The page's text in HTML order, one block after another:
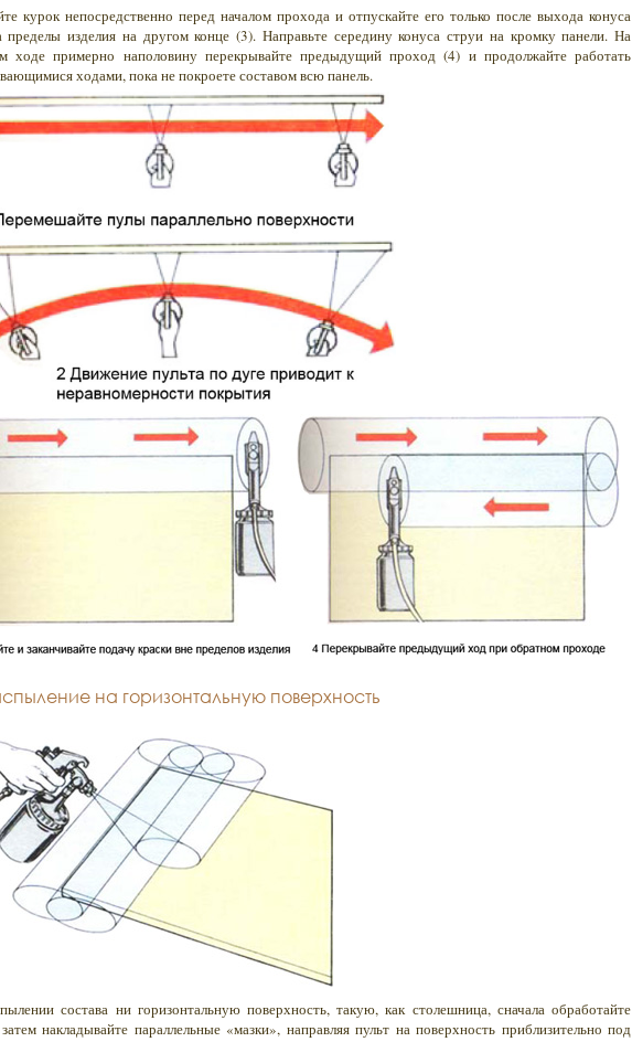
курок непосредственно перед началом прохода и отпускайте его только после выхода конуса
пределы изделия на другом конце (3). Направьте середину конуса струи на кромку панели. На
ходе примерно наполовину перекрывайте предыдущий проход (4) и продолжайте работать
ходами, пока не покроете составом всю панель.
на горизонтальную поверхность
состава ни горизонтальную поверхность, такую, как столешница, сначала обработайте
накладывайте параллельные «мазки», направляя пульт на поверхность приблизительно под